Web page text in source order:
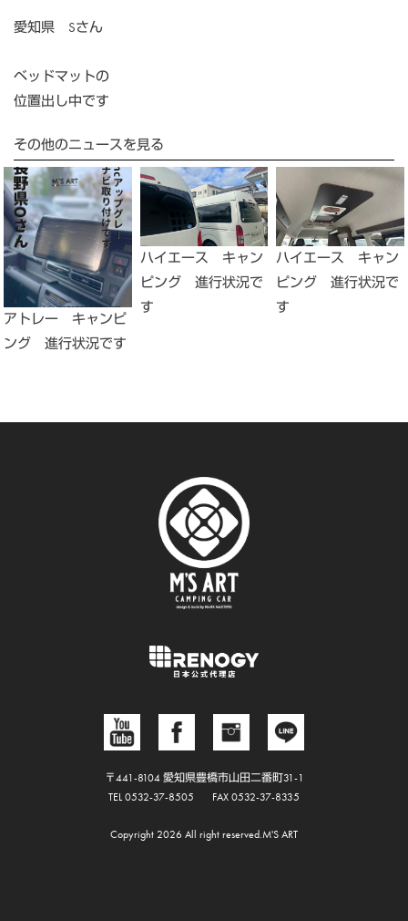
愛知県 Sさん
ベッドマットの
位置出し中です
その他のニュースを見る
アトレー キャンピ
ング 進行状況です
ハイエース キャン
ピング 進行状況で
す
ハイエース キャン
ピング 進行状況で
す
〒441-8104 愛知県豊橋市山田二番町31-1
TEL 0532-37-8505
FAX 0532-37-8335
Copyright 2026 All right reserved.M'S ART